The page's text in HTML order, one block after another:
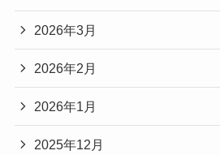
2026年3月
2026年2月
2026年1月
2025年12月